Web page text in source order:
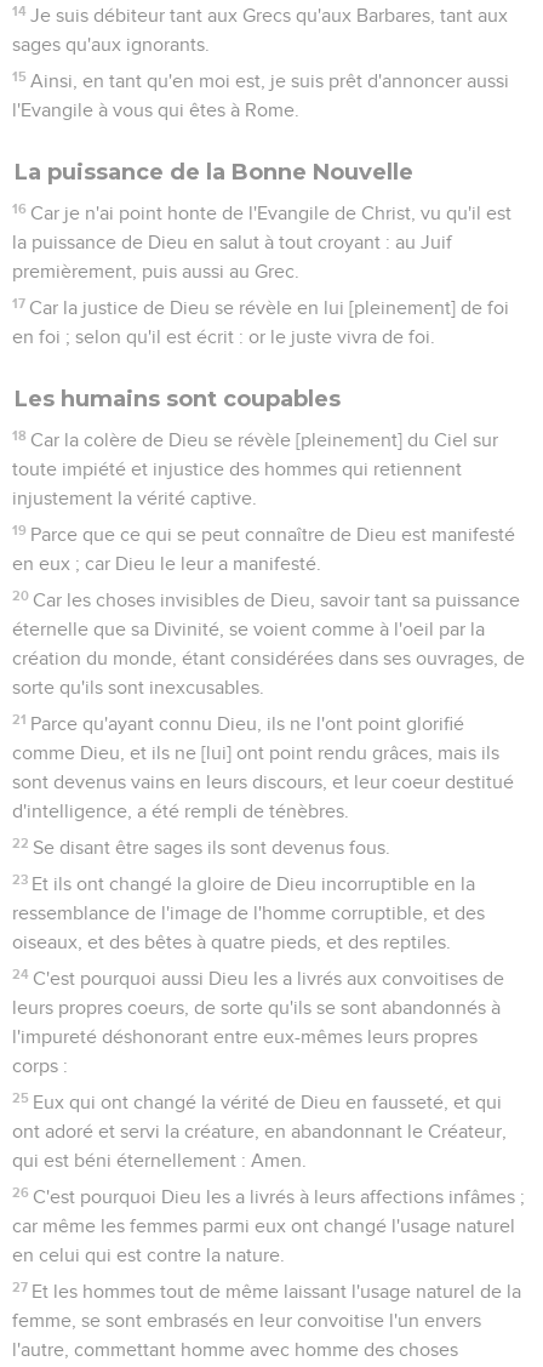
14 Je suis débiteur tant aux Grecs qu'aux Barbares, tant aux
sages qu'aux ignorants.
15 Ainsi, en tant qu'en moi est, je suis prêt d'annoncer aussi
l'Evangile à vous qui êtes à Rome.
La puissance de la Bonne Nouvelle
16 Car je n'ai point honte de l'Evangile de Christ, vu qu'il est
la puissance de Dieu en salut à tout croyant : au Juif
premièrement, puis aussi au Grec.
17 Car la justice de Dieu se révèle en lui [pleinement] de foi
en foi ; selon qu'il est écrit : or le juste vivra de foi.
Les humains sont coupables
18 Car la colère de Dieu se révèle [pleinement] du Ciel sur
toute impiété et injustice des hommes qui retiennent
injustement la vérité captive.
19 Parce que ce qui se peut connaître de Dieu est manifesté
en eux ; car Dieu le leur a manifesté.
20 Car les choses invisibles de Dieu, savoir tant sa puissance
éternelle que sa Divinité, se voient comme à l'oeil par la
création du monde, étant considérées dans ses ouvrages, de
sorte qu'ils sont inexcusables.
21 Parce qu'ayant connu Dieu, ils ne l'ont point glorifié
comme Dieu, et ils ne [lui] ont point rendu grâces, mais ils
sont devenus vains en leurs discours, et leur coeur destitué
d'intelligence, a été rempli de ténèbres.
22 Se disant être sages ils sont devenus fous.
23 Et ils ont changé la gloire de Dieu incorruptible en la
ressemblance de l'image de l'homme corruptible, et des
oiseaux, et des bêtes à quatre pieds, et des reptiles.
24 C'est pourquoi aussi Dieu les a livrés aux convoitises de
leurs propres coeurs, de sorte qu'ils se sont abandonnés à
l'impureté déshonorant entre eux-mêmes leurs propres
corps :
25 Eux qui ont changé la vérité de Dieu en fausseté, et qui
ont adoré et servi la créature, en abandonnant le Créateur,
qui est béni éternellement : Amen.
26 C'est pourquoi Dieu les a livrés à leurs affections infâmes ;
car même les femmes parmi eux ont changé l'usage naturel
en celui qui est contre la nature.
27 Et les hommes tout de même laissant l'usage naturel de la
femme, se sont embrasés en leur convoitise l'un envers
l'autre, commettant homme avec homme des choses